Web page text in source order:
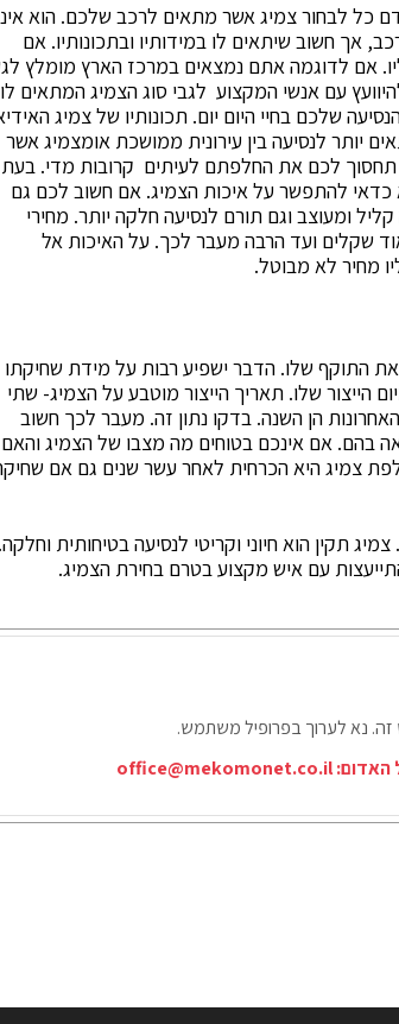
כל לבחור צמיג אשר מתאים לרכב שלכם. הוא
אך חשוב שיתאים לו במידותיו ובתכונותיו. אם
אם לדוגמה אתם נמצאים במרכז הארץ מומלץ
עם אנשי המקצוע לגבי סוג הצמיג המתאים
שלכם בחיי היום יום. תכונותיו של צמיג
יותר לנסיעה בין עירונית ממושכת אומצמיג אשר
תחסוך לכם את החלפתם לעיתים קרובות מדי. בעת
כדאי להתפשר על איכות הצמיג. אם חשוב לכם גם
ומעוצב וגם תורם לנסיעה חלקה יותר. מחירי
שקלים ועד הרבה מעבר לכך. על האיכות אל
מחיר לא מבוטל.
התוקף שלו. הדבר ישפיע רבות על מידת שחיקתו
הייצור שלו. תאריך הייצור מוטבע על הצמיג- שתי
הן השנה. בדקו נתון זה. מעבר לכך חשוב
בהם. אם אינכם בטוחים מה מצבו של הצמיג והאם
צמיג היא הכרחית לאחר עשר שנים גם אם
תקין הוא חיוני וקריטי לנסיעה בטיחותית וחלקה.
עם איש מקצוע בטרם בחירת הצמיג.
זה. נא לערוך בפרופיל משתמש.
האדום:office@mekomonet.co.il